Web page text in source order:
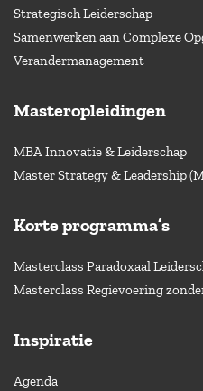
Strategisch Leiderschap
Samenwerken aan Complexe
Verandermanagement
Masteropleidingen
MBA Innovatie & Leiderschap
Master Strategy & Leadership
Korte programma’s
Masterclass Paradoxaal
Masterclass Regievoering
Inspiratie
Agenda